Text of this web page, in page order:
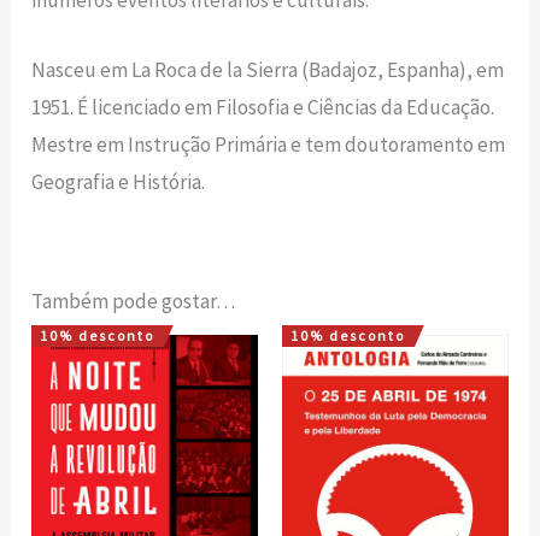
Nasceu em La Roca de la Sierra (Badajoz, Espanha), em
1951. É licenciado em Filosofia e Ciências da Educação.
Mestre em Instrução Primária e tem doutoramento em
Geografia e História.
Também pode gostar…
10% desconto
O
preço
original
era:
18,00 €.
O
preço
atual
16,20 €.
10% desconto
O
preço
original
era:
20,00 €.
O
preço
atual
é: